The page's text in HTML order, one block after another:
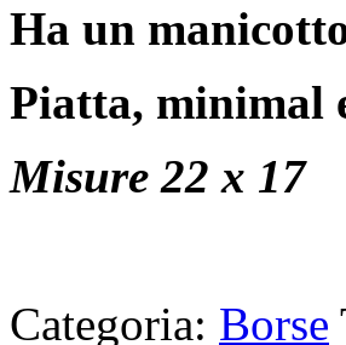
Ha un
Piatta, minimal
Misure 22 x 17
Categoria: Borse